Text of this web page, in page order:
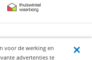
25000beoordelingen
voor de werking en
advertenties te